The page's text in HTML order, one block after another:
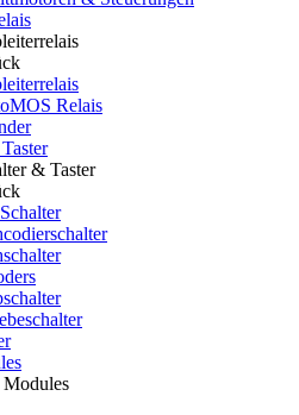
Relais
& Taster
Modules